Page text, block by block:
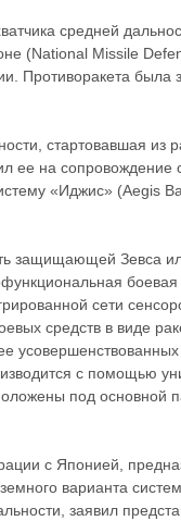
средней
(National Missile
Противоракета была
стартовавшая из
ее на
«Иджис» (Aegis
защищающей Зевса
сети
средств в виде
усовершенствованных
с помощью
под основной
с Японией,
варианта
заявил